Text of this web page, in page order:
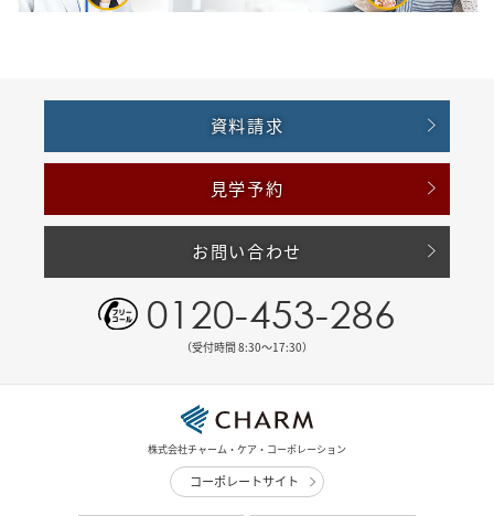
資料請求
見学予約
お問い合わせ
0120-453-286
（受付時間 8:30〜17:30）
株式会社チャーム・ケア・コーポレーション
コーポレートサイト